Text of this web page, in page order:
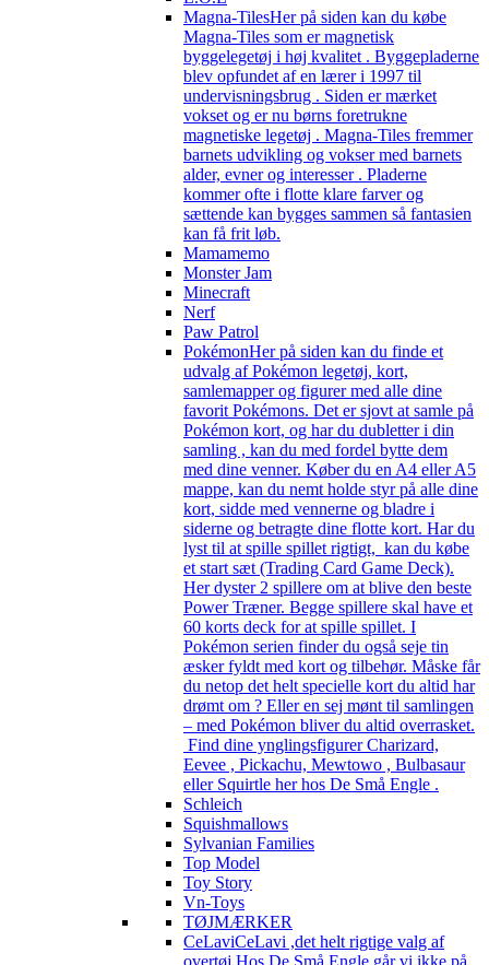
Magna-TilesHer på siden kan du købe
Magna-Tiles som er magnetisk
byggelegetøj i høj kvalitet . Byggepladerne
blev opfundet af en lærer i 1997 til
undervisningsbrug . Siden er mærket
vokset og er nu børns foretrukne
magnetiske legetøj . Magna-Tiles fremmer
barnets udvikling og vokser med barnets
alder, evner og interesser . Pladerne
kommer ofte i flotte klare farver og
sættende kan bygges sammen så fantasien
kan få frit løb.
Mamamemo
Monster Jam
Minecraft
Nerf
Paw Patrol
PokémonHer på siden kan du finde et
udvalg af Pokémon legetøj, kort,
samlemapper og figurer med alle dine
favorit Pokémons. Det er sjovt at samle på
Pokémon kort, og har du dubletter i din
samling , kan du med fordel bytte dem
med dine venner. Køber du en A4 eller A5
mappe, kan du nemt holde styr på alle dine
kort, sidde med vennerne og bladre i
siderne og betragte dine flotte kort. Har du
lyst til at spille spillet rigtigt, kan du købe
et start sæt (Trading Card Game Deck).
Her dyster 2 spillere om at blive den beste
Power Træner. Begge spillere skal have et
60 korts deck for at spille spillet. I
Pokémon serien finder du også seje tin
æsker fyldt med kort og tilbehør. Måske får
du netop det helt specielle kort du altid har
drømt om ? Eller en sej mønt til samlingen
– med Pokémon bliver du altid overrasket.
Find dine ynglingsfigurer Charizard,
Eevee , Pickachu, Mewtowo , Bulbasaur
eller Squirtle her hos De Små Engle .
Schleich
Squishmallows
Sylvanian Families
Top Model
Toy Story
Vn-Toys
TØJMÆRKER
CeLaviCeLavi ,det helt rigtige valg af
overtøj Hos De Små Engle går vi ikke på